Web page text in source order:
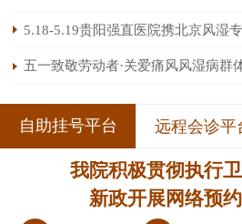
5.18-5.19贵阳强直医院携北京风湿
五一致敬劳动者·关爱痛风风湿病群
自助挂号平台 远程会诊平
我院积极贯彻执行
新政开展网络预